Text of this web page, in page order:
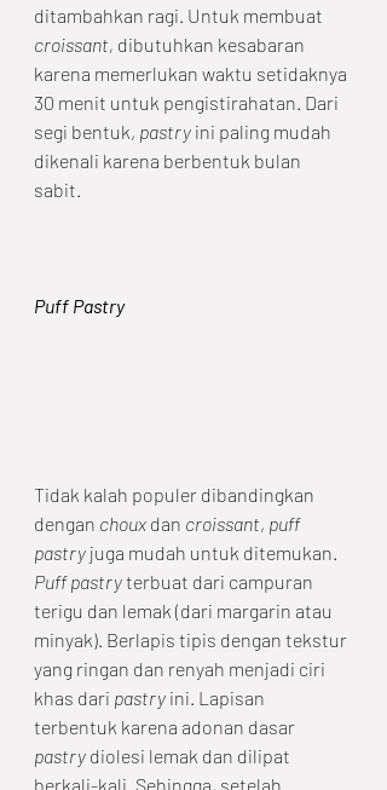
ditambahkan ragi. Untuk membuat
croissant, dibutuhkan kesabaran
karena memerlukan waktu setidaknya
30 menit untuk pengistirahatan. Dari
segi bentuk, pastry ini paling mudah
dikenali karena berbentuk bulan
sabit.
Puff Pastry
Tidak kalah populer dibandingkan
dengan choux dan croissant, puff
pastry juga mudah untuk ditemukan.
Puff pastry terbuat dari campuran
terigu dan lemak (dari margarin atau
minyak). Berlapis tipis dengan tekstur
yang ringan dan renyah menjadi ciri
khas dari pastry ini. Lapisan
terbentuk karena adonan dasar
pastry diolesi lemak dan dilipat
berkali-kali. Sehingga, setelah